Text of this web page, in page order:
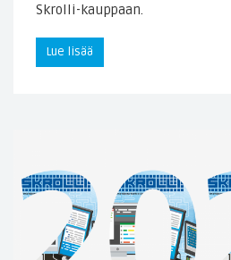
Skrolli-kauppaan.
Lue lisää